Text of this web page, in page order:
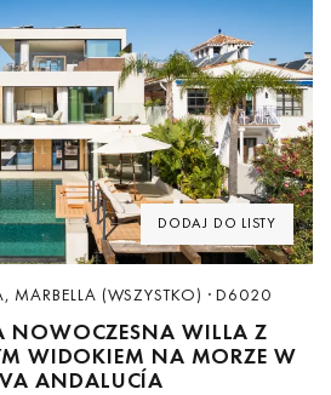
DODAJ DO LISTY
Next
MARBELLA (WSZYSTKO) · D6020
WILLA Z
WIDOKIEM NA MORZE W
ANDALUCÍA